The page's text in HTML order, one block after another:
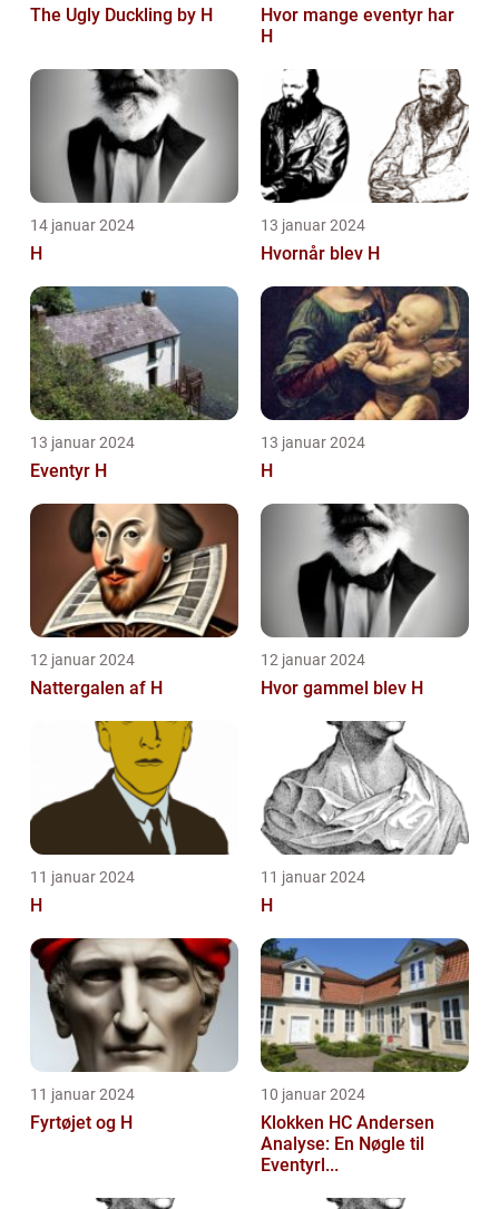
The Ugly Duckling by H
Hvor mange eventyr har
H
14 januar 2024
H
13 januar 2024
Hvornår blev H
13 januar 2024
Eventyr H
13 januar 2024
H
12 januar 2024
Nattergalen af H
12 januar 2024
Hvor gammel blev H
11 januar 2024
H
11 januar 2024
H
11 januar 2024
Fyrtøjet og H
10 januar 2024
Klokken HC Andersen
Analyse: En Nøgle til
Eventyrl...